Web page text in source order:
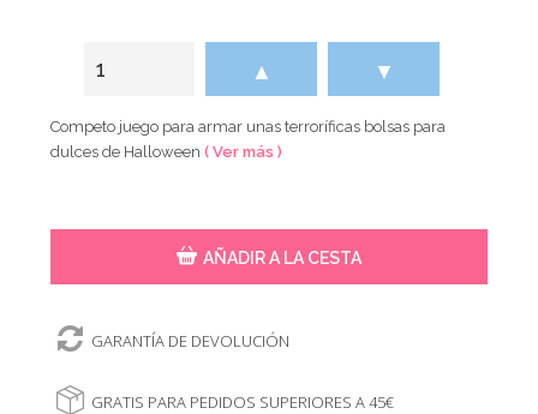
▲ ▼
Competo juego para armar unas terroríficas bolsas para
dulces de Halloween( Ver más )
AÑADIR A LA CESTA
GARANTÍA DE DEVOLUCIÓN
GRATIS PARA PEDIDOS SUPERIORES A 45€